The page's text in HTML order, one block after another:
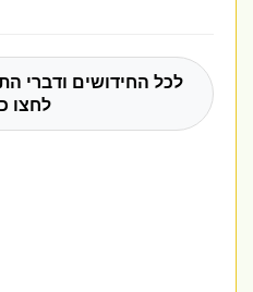
לכל החידושים ודברי
לחצו